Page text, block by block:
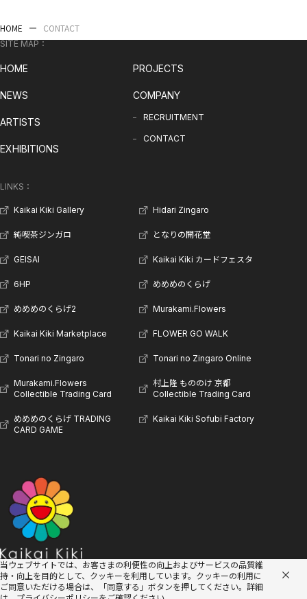
HOME CONTACT
SITE MAP：
HOME
NEWS
ARTISTS
EXHIBITIONS
PROJECTS
COMPANY
RECRUITMENT
CONTACT
LINKS：
Kaikai Kiki Gallery Hidari Zingaro
純喫茶ジンガロ となりの開花堂
GEISAI Kaikai Kiki カードフェスタ
6HP めめめのくらげ
めめめのくらげ2 Murakami.Flowers
Kaikai Kiki Marketplace FLOWER GO WALK
Tonari no Zingaro Tonari no Zingaro Online
Murakami.Flowers
Collectible Trading Card
村上隆 もののけ 京都
Collectible Trading Card
めめめのくらげ TRADING
CARD GAME
Kaikai Kiki Sofubi Factory
当ウェブサイトでは、お客さまの利便性の向上およびサービスの品質維
持・向上を目的として、クッキーを利用しています。 クッキーの利用に
ご同意いただける場合は、「同意する」ボタンを押してください。詳細